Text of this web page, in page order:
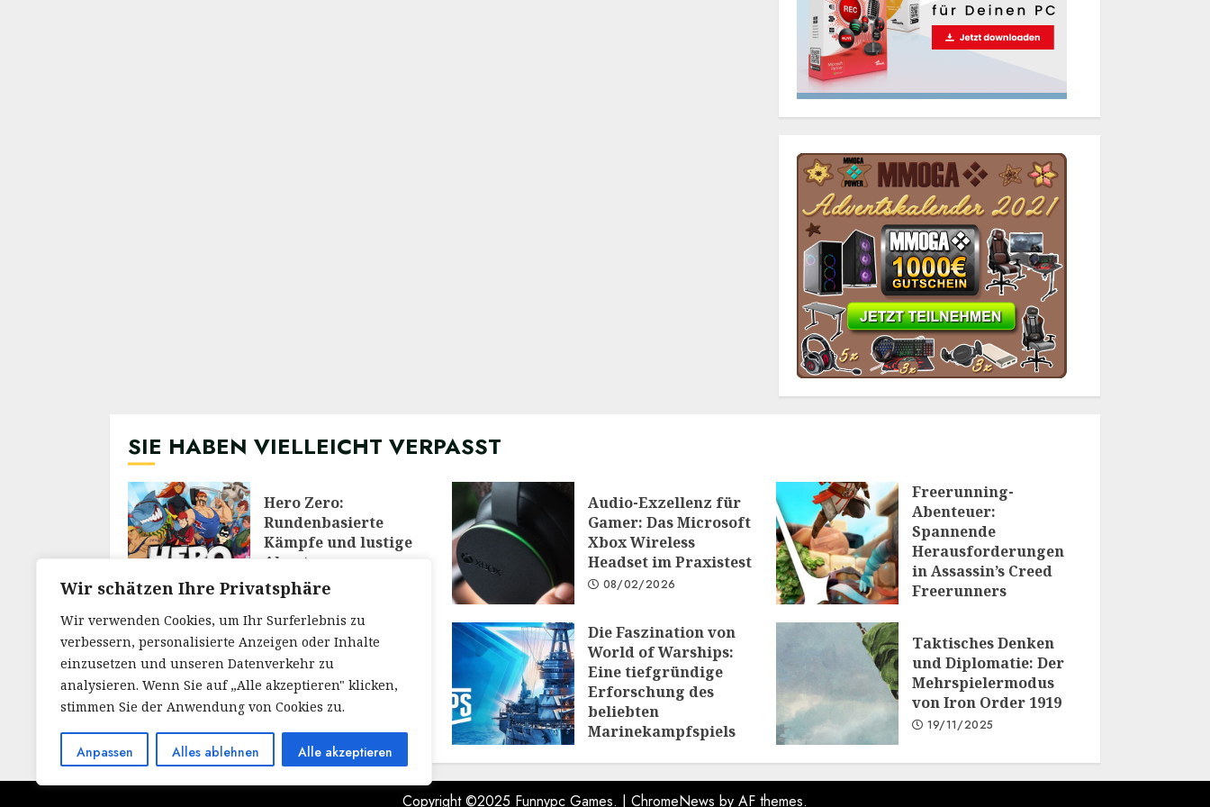
Wir schätzen Ihre Privatsphäre
Wir verwenden Cookies, um Ihr Surferlebnis zu
verbessern, personalisierte Anzeigen oder Inhalte
einzusetzen und unseren Datenverkehr zu
analysieren. Wenn Sie auf „Alle akzeptieren" klicken,
stimmen Sie der Anwendung von Cookies zu.
Anpassen Alles ablehnen Alle akzeptieren
SIE HABEN VIELLEICHT VERPASST
Hero Zero:
Rundenbasierte
Kämpfe und lustige
Abenteuer
28/02/2026
Audio-Exzellenz für
Gamer: Das Microsoft
Xbox Wireless
Headset im Praxistest
08/02/2026
Freerunning-
Abenteuer:
Spannende
Herausforderungen
in Assassin’s Creed
Freerunners
Meine Reise durch die
Welt von RuneScape:
Ein Blick auf das
legendäre MMORPG
Die Faszination von
World of Warships:
Eine tiefgründige
Erforschung des
beliebten
Marinekampfspiels
Taktisches Denken
und Diplomatie: Der
Mehrspielermodus
von Iron Order 1919
19/11/2025
Copyright ©2025 Funnypc Games. | ChromeNews by AF themes.